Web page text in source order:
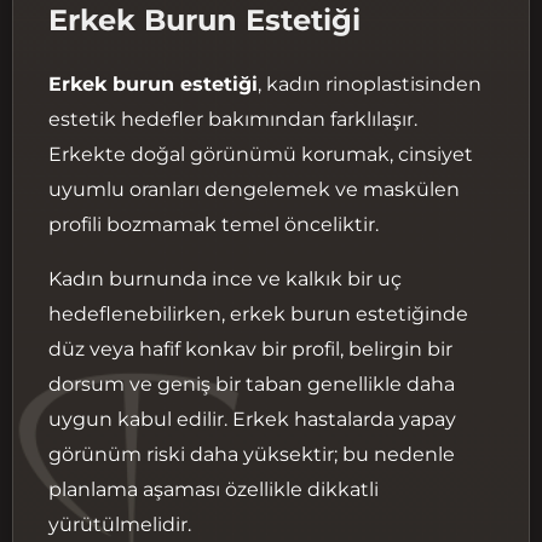
Erkek Burun Estetiği
Erkek burun estetiği, kadın rinoplastisinden
estetik hedefler bakımından farklılaşır.
Erkekte doğal görünümü korumak, cinsiyet
uyumlu oranları dengelemek ve maskülen
profili bozmamak temel önceliktir.
Kadın burnunda ince ve kalkık bir uç
hedeflenebilirken, erkek burun estetiğinde
düz veya hafif konkav bir profil, belirgin bir
dorsum ve geniş bir taban genellikle daha
uygun kabul edilir. Erkek hastalarda yapay
görünüm riski daha yüksektir; bu nedenle
planlama aşaması özellikle dikkatli
yürütülmelidir.